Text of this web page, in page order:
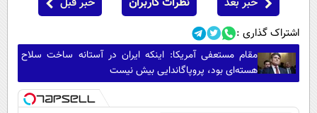
اشتراک گذاری :
مقام مستعفی آمریکا: اینکه ایران در آستانه ساخت سلاح
هسته‌ای بود، پروپاگاندایی بیش نیست